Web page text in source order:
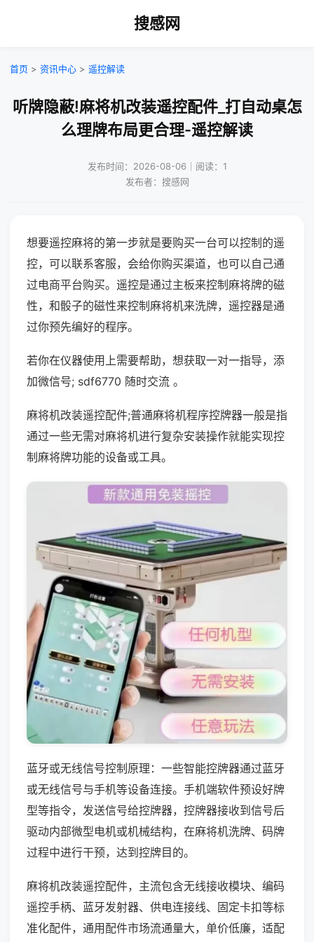
搜感网
首页 > 资讯中心 > 遥控解读
听牌隐蔽!麻将机改装遥控配件_打自动桌怎
么理牌布局更合理-遥控解读
发布时间：2026-08-06｜阅读：1
发布者：搜感网
想要遥控麻将的第一步就是要购买一台可以控制的遥
控，可以联系客服，会给你购买渠道，也可以自己通
过电商平台购买。遥控是通过主板来控制麻将牌的磁
性，和骰子的磁性来控制麻将机来洗牌，遥控器是通
过你预先编好的程序。
若你在仪器使用上需要帮助，想获取一对一指导，添
加微信号; sdf6770 随时交流 。
麻将机改装遥控配件;普通麻将机程序控牌器一般是指
通过一些无需对麻将机进行复杂安装操作就能实现控
制麻将牌功能的设备或工具。
蓝牙或无线信号控制原理：一些智能控牌器通过蓝牙
或无线信号与手机等设备连接。手机端软件预设好牌
型等指令，发送信号给控牌器，控牌器接收到信号后
驱动内部微型电机或机械结构，在麻将机洗牌、码牌
过程中进行干预，达到控牌目的。
麻将机改装遥控配件，主流包含无线接收模块、编码
遥控手柄、蓝牙发射器、供电连接线、固定卡扣等标
准化配件，通用配件市场流通量大，单价低廉，适配